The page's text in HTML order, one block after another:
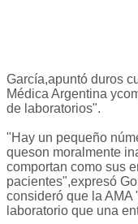
García,apuntó duros
Médica Argentina
de laboratorios".
"Hay un pequeño
queson moralmente
comportan como sus
pacientes",expresó
consideró que la
laboratorio que una